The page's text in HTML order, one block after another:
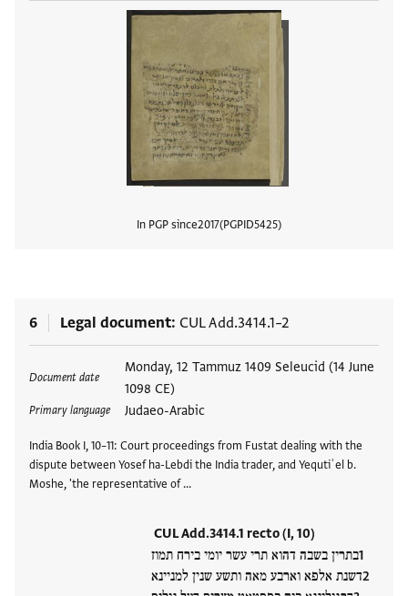
In PGP since2017 PGPID5425
6 Legal document CUL Add.3414.1–2
Document date
Monday, 12 Tammuz 1409 Seleucid (14 June
1098 CE)
Primary language Judaeo-Arabic
India Book I, 10–11: Court proceedings from Fustat dealing with the
dispute between Yosef ha-Lebdi the India trader, and Yequtiʾel b.
Moshe, 'the representative of …
CUL Add.3414.1 recto (I, 10)
בתרין בשבה דהוא תרי עשר יומי בירח תמוז
דשנת אלפא וארבע מאה ותשע שנין למניינא